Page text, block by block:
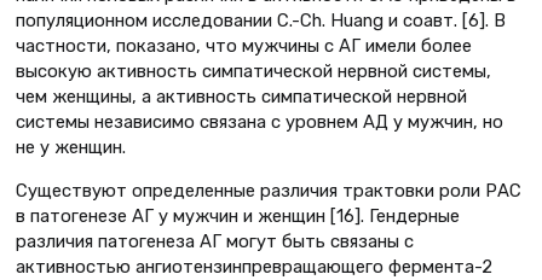
популяционном исследовании C.-Ch. Huang и соавт. [6]. В
частности, показано, что мужчины с АГ имели более
высокую активность симпатической нервной системы,
чем женщины, а активность симпатической нервной
системы независимо связана с уровнем АД у мужчин, но
не у женщин.
Существуют определенные различия трактовки роли РАС
в патогенезе АГ у мужчин и женщин [16]. Гендерные
различия патогенеза АГ могут быть связаны с
активностью ангиотензинпревращающего фермента-2